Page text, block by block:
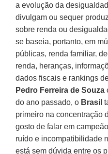
a evolução da
divulgam ou sequer
sobre renda ou
se baseia, portanto, em
públicas, renda familiar,
renda, heranças,
dados fiscais e rankings
Pedro Ferreira de Souza
do ano passado, o Brasil
primeiro na concentração
gosto de falar em
ruído e incompatibilidade
está sem dúvida entre os